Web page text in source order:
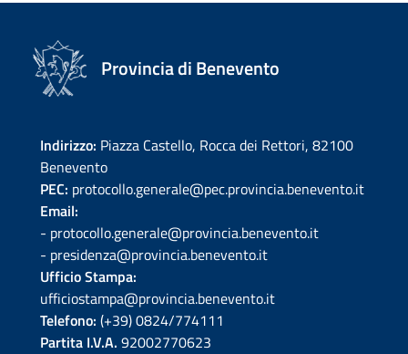
Provincia di Benevento
Indirizzo: Piazza Castello, Rocca dei Rettori, 82100
Benevento
PEC: protocollo.generale@pec.provincia.benevento.it
Email:
- protocollo.generale@provincia.benevento.it
- presidenza@provincia.benevento.it
Ufficio Stampa:
ufficiostampa@provincia.benevento.it
Telefono: (+39) 0824/774111
Partita I.V.A. 92002770623